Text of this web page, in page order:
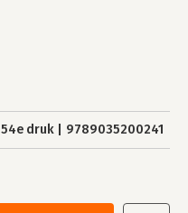
54e druk 9789035200241